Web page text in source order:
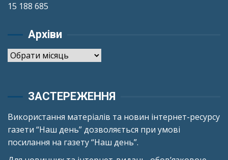
15 188 685
Архіви
Архіви
ЗАСТЕРЕЖЕННЯ
Використання матеріалів та новин інтернет-ресурсу
газети “Наш день” дозволяється при умові
посилання на газету “Наш день”.